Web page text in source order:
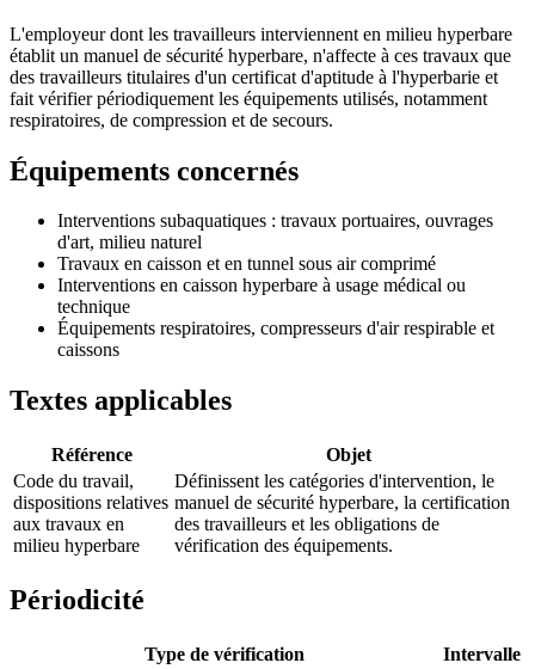
L'employeur dont les travailleurs interviennent en milieu hyperbare
établit un manuel de sécurité hyperbare, n'affecte à ces travaux que
des travailleurs titulaires d'un certificat d'aptitude à l'hyperbarie et
fait vérifier périodiquement les équipements utilisés, notamment
respiratoires, de compression et de secours.
Équipements concernés
Interventions subaquatiques : travaux portuaires, ouvrages
d'art, milieu naturel
Travaux en caisson et en tunnel sous air comprimé
Interventions en caisson hyperbare à usage médical ou
technique
Équipements respiratoires, compresseurs d'air respirable et
caissons
Textes applicables
Référence
Objet
Code du travail,
dispositions relatives
aux travaux en
milieu hyperbare
Définissent les catégories d'intervention, le
manuel de sécurité hyperbare, la certification
des travailleurs et les obligations de
vérification des équipements.
Périodicité
Type de vérification
Intervalle